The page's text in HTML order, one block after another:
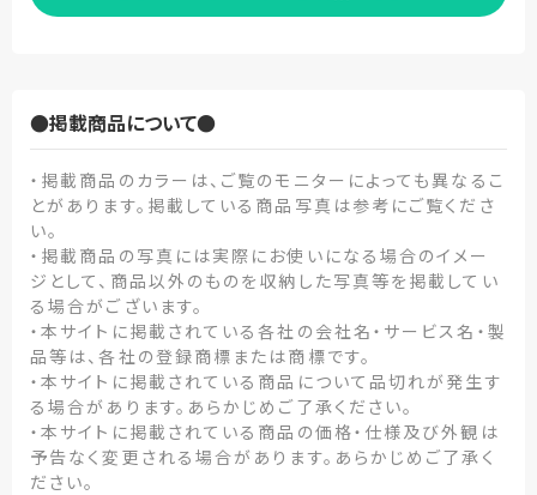
●掲載商品について●
・掲載商品のカラーは、ご覧のモニターによっても異なるこ
とがあります。掲載している商品写真は参考にご覧くださ
い。
・掲載商品の写真には実際にお使いになる場合のイメー
ジとして、商品以外のものを収納した写真等を掲載してい
る場合がございます。
・本サイトに掲載されている各社の会社名・サービス名・製
品等は、各社の登録商標または商標です。
・本サイトに掲載されている商品について品切れが発生す
る場合があります。あらかじめご了承ください。
・本サイトに掲載されている商品の価格・仕様及び外観は
予告なく変更される場合があります。あらかじめご了承く
ださい。